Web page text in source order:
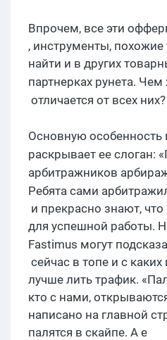
Впрочем, все эти
, инструменты,
найти и в других
партнерках рунета. Чем
отличается от всех них?
Основную особенность
раскрывает ее слоган:
арбитражников
Ребята сами
и прекрасно знают,
для успешной работы.
Fastimus могут
сейчас в топе и с
лучше лить трафик.
кто с нами,
написано на главной
палятся в скайпе. А е